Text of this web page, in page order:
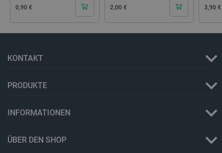
Cena
0,90 € Cena
2,00 € Cena
3,90 €
KONTAKT
PRODUKTE
INFORMATIONEN
ÜBER DEN SHOP
isListDisplay